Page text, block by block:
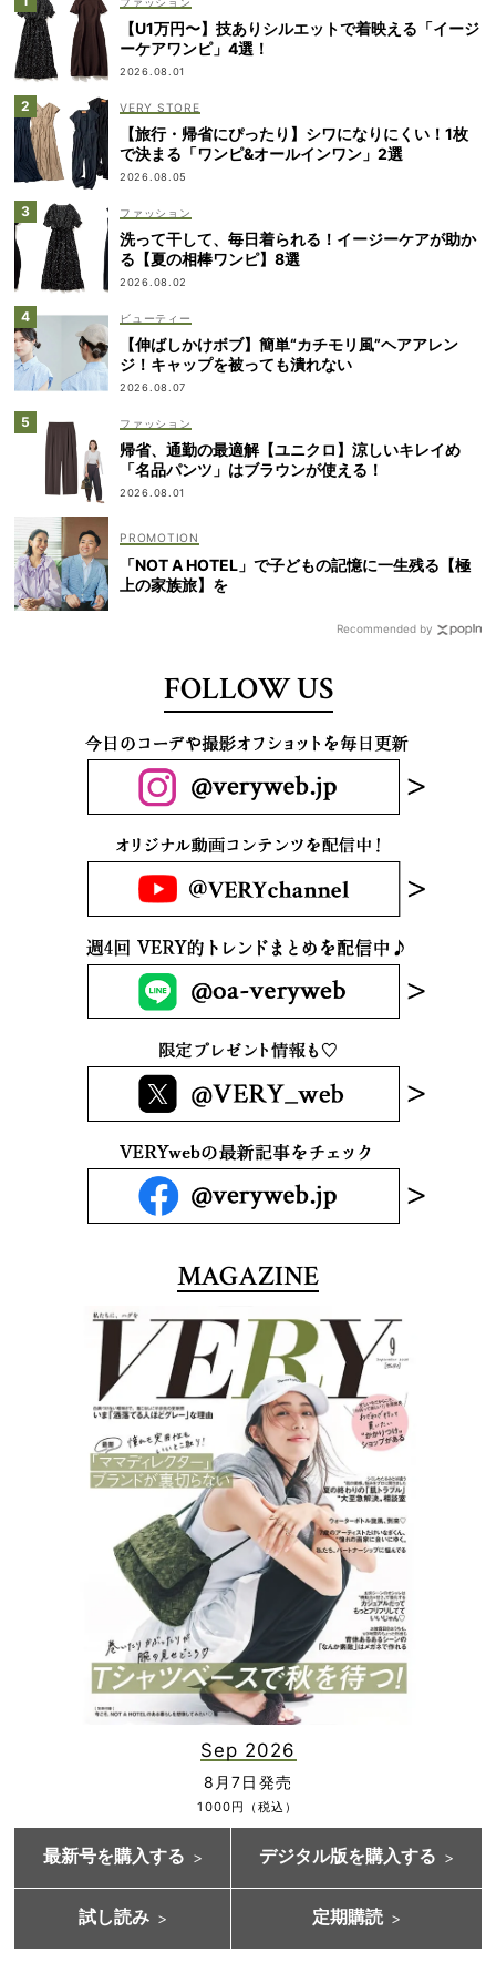
【U1万円〜】技ありシルエットで着映える「イージ
ーケアワンピ」4選！
2026.08.01
VERY STORE
【旅行・帰省にぴったり】シワになりにくい！1枚
で決まる「ワンピ&オールインワン」2選
2026.08.05
ファッション
洗って干して、毎日着られる！イージーケアが助か
る【夏の相棒ワンピ】8選
2026.08.02
ビューティー
【伸ばしかけボブ】簡単“カチモリ風”ヘアアレン
ジ！キャップを被っても潰れない
2026.08.07
ファッション
帰省、通勤の最適解【ユニクロ】涼しいキレイめ
「名品パンツ」はブラウンが使える！
2026.08.01
「NOT A HOTEL」で子どもの記憶に一生残る【極
上の家族旅】を
Recommended by
FOLLOW US
MAGAZINE
Sep 2026
8月7日発売
1000円（税込）
最新号を購入する デジタル版を購入する
試し読み 定期購読